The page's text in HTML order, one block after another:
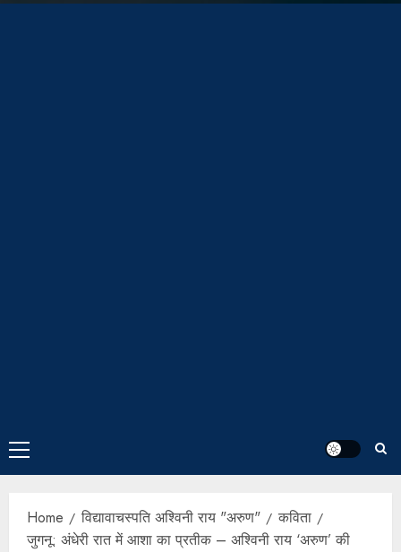
Home विद्यावाचस्पति अश्विनी राय "अरुण"
कविता
जुगनू: अंधेरी रात में आशा का प्रतीक – अश्विनी राय ‘अरुण’ की